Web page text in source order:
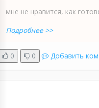
мне не нравится, как
Подробнее >>
0 0 Добавить